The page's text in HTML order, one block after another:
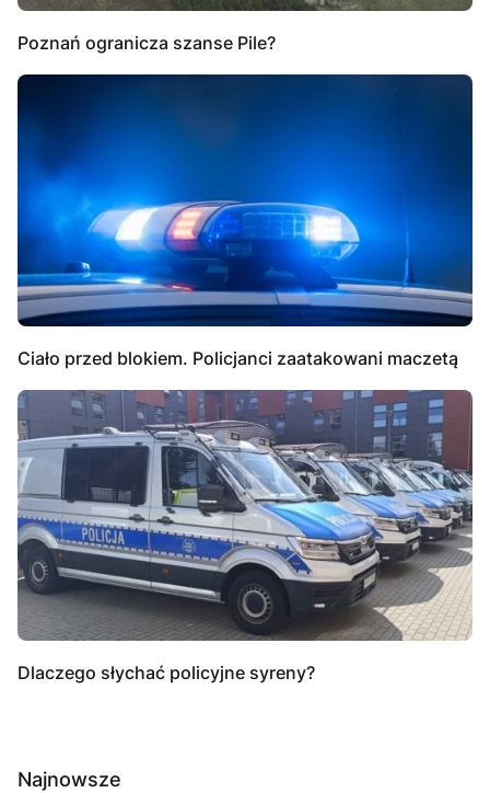
Poznań ogranicza szanse Pile?
Ciało przed blokiem. Policjanci zaatakowani maczetą
Dlaczego słychać policyjne syreny?
Najnowsze